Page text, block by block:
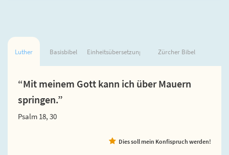
Luther Basisbibel Einheitsübersetzung Zürcher Bibel
“Mit meinem Gott kann ich über Mauern
springen.”
Psalm 18, 30
Dies soll mein Konfispruch werden!